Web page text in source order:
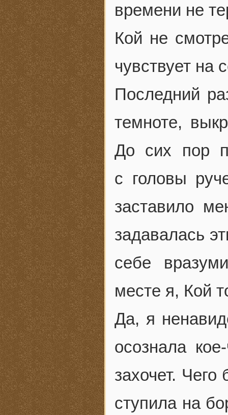
времени не
Кой не
чувствует на
Последний
темноте,
До сих пор
с головы
заставило
задавалась
себе
месте я, Кой
Да, я
осознала
захочет.
ступила на